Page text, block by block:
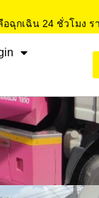
ฉุกเฉิน 24 ชั่วโมง ร